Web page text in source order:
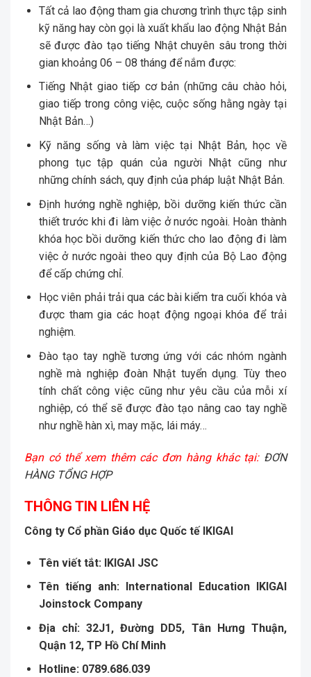
Tất cả lao động tham gia chương trình thực tập sinh
kỹ năng hay còn gọi là xuất khẩu lao động Nhật Bản
sẽ được đào tạo tiếng Nhật chuyên sâu trong thời
gian khoảng 06 – 08 tháng để nắm được:
Tiếng Nhật giao tiếp cơ bản (những câu chào hỏi,
giao tiếp trong công việc, cuộc sống hằng ngày tại
Nhật Bản…)
Kỹ năng sống và làm việc tại Nhật Bản, học về
phong tục tập quán của người Nhật cũng như
những chính sách, quy định của pháp luật Nhật Bản.
Định hướng nghề nghiệp, bồi dưỡng kiến thức cần
thiết trước khi đi làm việc ở nước ngoài. Hoàn thành
khóa học bồi dưỡng kiến thức cho lao động đi làm
việc ở nước ngoài theo quy định của Bộ Lao động
để cấp chứng chỉ.
Học viên phải trải qua các bài kiểm tra cuối khóa và
được tham gia các hoạt động ngoại khóa để trải
nghiệm.
Đào tạo tay nghề tương ứng với các nhóm ngành
nghề mà nghiệp đoàn Nhật tuyển dụng. Tùy theo
tính chất công việc cũng như yêu cầu của mỗi xí
nghiệp, có thể sẽ được đào tạo nâng cao tay nghề
như nghề hàn xì, may mặc, lái máy…
Bạn có thể xem thêm các đơn hàng khác tại: ĐƠN
HÀNG TỔNG HỢP
THÔNG TIN LIÊN HỆ
Công ty Cổ phần Giáo dục Quốc tế IKIGAI
Tên viết tắt: IKIGAI JSC
Tên tiếng anh:
International Education IKIGAI
Joinstock Company
Địa chỉ: 32J1, Đường DD5, Tân Hưng Thuận,
Quận 12, TP HồChí Minh
Hotline: 0789.686.039